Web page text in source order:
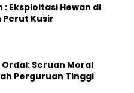
Eksploitasi Hewan di
Kusir
Seruan Moral
Perguruan Tinggi